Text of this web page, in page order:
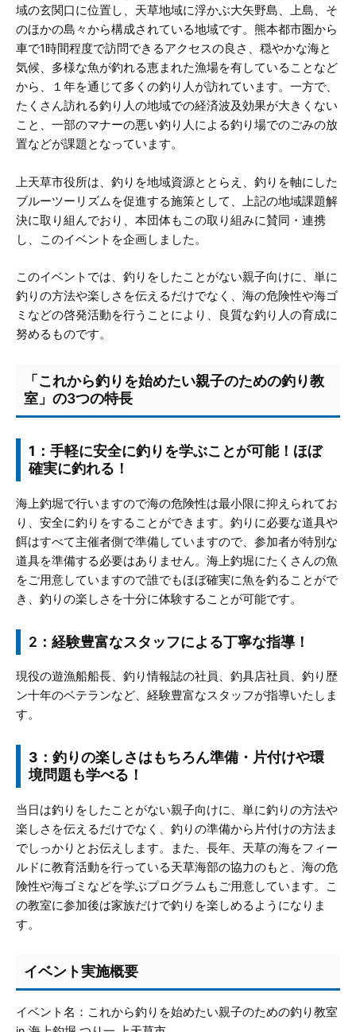
域の玄関口に位置し、天草地域に浮かぶ大矢野島、上島、そ
のほかの島々から構成されている地域です。熊本都市圏から
車で1時間程度で訪問できるアクセスの良さ、穏やかな海と
気候、多様な魚が釣れる恵まれた漁場を有していることなど
から、１年を通じて多くの釣り人が訪れています。一方で、
たくさん訪れる釣り人の地域での経済波及効果が大きくない
こと、一部のマナーの悪い釣り人による釣り場でのごみの放
置などが課題となっています。
上天草市役所は、釣りを地域資源ととらえ、釣りを軸にした
ブルーツーリズムを促進する施策として、上記の地域課題解
決に取り組んでおり、本団体もこの取り組みに賛同・連携
し、このイベントを企画しました。
このイベントでは、釣りをしたことがない親子向けに、単に
釣りの方法や楽しさを伝えるだけでなく、海の危険性や海ゴ
ミなどの啓発活動を行うことにより、良質な釣り人の育成に
努めるものです。
「これから釣りを始めたい親子のための釣り教
室」の3つの特長
1：手軽に安全に釣りを学ぶことが可能！ほぼ
確実に釣れる！
海上釣堀で行いますので海の危険性は最小限に抑えられてお
り、安全に釣りをすることができます。釣りに必要な道具や
餌はすべて主催者側で準備していますので、参加者が特別な
道具を準備する必要はありません。海上釣堀にたくさんの魚
をご用意していますので誰でもほぼ確実に魚を釣ることがで
き、釣りの楽しさを十分に体験することが可能です。
2：経験豊富なスタッフによる丁寧な指導！
現役の遊漁船船長、釣り情報誌の社員、釣具店社員、釣り歴
ン十年のベテランなど、経験豊富なスタッフが指導いたしま
す。
3：釣りの楽しさはもちろん準備・片付けや環
境問題も学べる！
当日は釣りをしたことがない親子向けに、単に釣りの方法や
楽しさを伝えるだけでなく、釣りの準備から片付けの方法ま
でしっかりとお伝えします。また、長年、天草の海をフィー
ルドに教育活動を行っている天草海部の協力のもと、海の危
険性や海ゴミなどを学ぶプログラムもご用意しています。こ
の教室に参加後は家族だけで釣りを楽しめるようになりま
す。
イベント実施概要
イベント名：これから釣りを始めたい親子のための釣り教室